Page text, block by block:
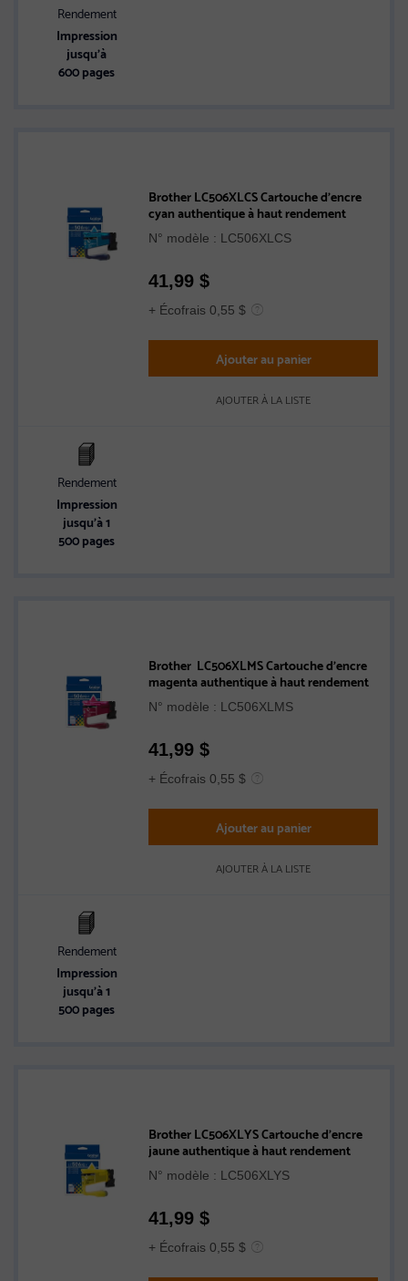
Rendement
Impression
jusqu’à
600 pages
Brother LC506XLCS Cartouche d’encre
cyan authentique à haut rendement
N° modèle : LC506XLCS
41,99 $
+ Écofrais 0,55 $
Ajouter au panier
AJOUTER À LA LISTE
Rendement
Impression
jusqu’à 1
500 pages
Brother LC506XLMS Cartouche d’encre
magenta authentique à haut rendement
N° modèle : LC506XLMS
41,99 $
+ Écofrais 0,55 $
Ajouter au panier
AJOUTER À LA LISTE
Rendement
Impression
jusqu’à 1
500 pages
Brother LC506XLYS Cartouche d’encre
jaune authentique à haut rendement
N° modèle : LC506XLYS
41,99 $
+ Écofrais 0,55 $